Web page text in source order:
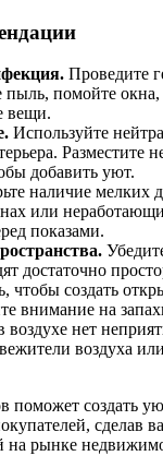
Проведите
пыль, помойте
вещи.
Используйте
Разместите
добавить уют.
наличие мелких
или
показами.
достаточно
создать
внимание на
воздухе нет
воздуха
поможет создать
сделав
на рынке